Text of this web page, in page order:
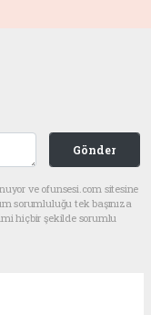
Gönder
ve ofunsesi.com sitesine
sorumluluğu tek başınıza
hiçbir şekilde sorumlu